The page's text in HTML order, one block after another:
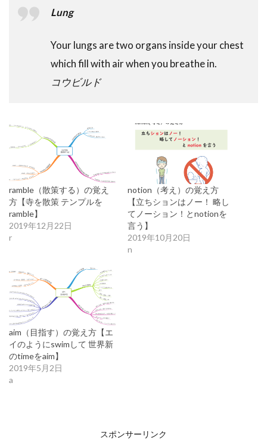
Lung
Your lungs are two organs inside your chest
which fill with air when you breathe in.
コウビルド
ramble（散策する）の覚え
方【寺を散策 テンプルを
ramble】
2019年12月22日
r
notion（考え）の覚え方
【立ちションはノー！ 略し
てノーション！とnotionを
言う】
2019年10月20日
n
aim（目指す）の覚え方【エ
イのようにswimして 世界新
のtimeをaim】
2019年5月2日
a
スポンサーリンク